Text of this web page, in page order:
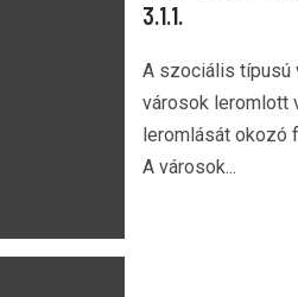
3.1.1.
A szociális típusú
városok leromlott
leromlását okozó
A városok...